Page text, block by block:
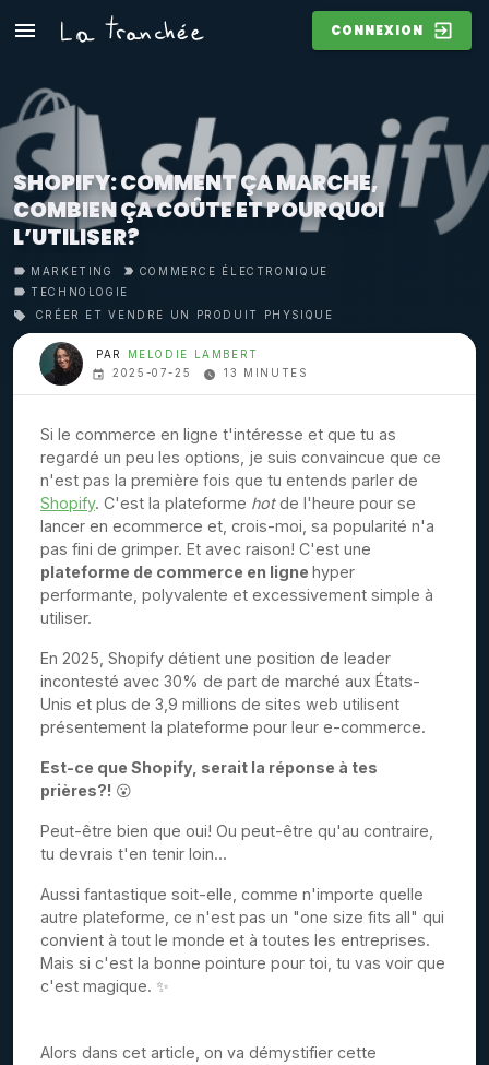
CONNEXION
SHOPIFY: COMMENT ÇA MARCHE,
COMBIEN ÇA COÛTE ET POURQUOI
L’UTILISER?
MARKETING
COMMERCE ÉLECTRONIQUE
TECHNOLOGIE
CRÉER ET VENDRE UN PRODUIT PHYSIQUE
PAR
MELODIE LAMBERT
2025-07-25
13 MINUTES
Si le commerce en ligne t'intéresse et que tu as
regardé un peu les options, je suis convaincue que ce
n'est pas la première fois que tu entends parler de
Shopify. C'est la plateforme hotde l'heure pour se
lancer en ecommerce et, crois-moi, sa popularité n'a
pas fini de grimper. Et avec raison! C'est une
plateforme de commerce en ligne hyper
performante, polyvalente et excessivement simple à
utiliser.
En 2025, Shopify détient une position de leader
incontesté avec 30% de part de marché aux États-
Unis et plus de 3,9 millions de sites web utilisent
présentement la plateforme pour leur e-commerce.
Est-ce que Shopify, serait la réponse à tes
prières?! 😮
Peut-être bien que oui! Ou peut-être qu'au contraire,
tu devrais t'en tenir loin...
Aussi fantastique soit-elle, comme n'importe quelle
autre plateforme, ce n'est pas un "one size fits all" qui
convient à tout le monde et à toutes les entreprises.
Mais si c'est la bonne pointure pour toi, tu vas voir que
c'est magique. ✨
Alors dans cet article, on va démystifier cette